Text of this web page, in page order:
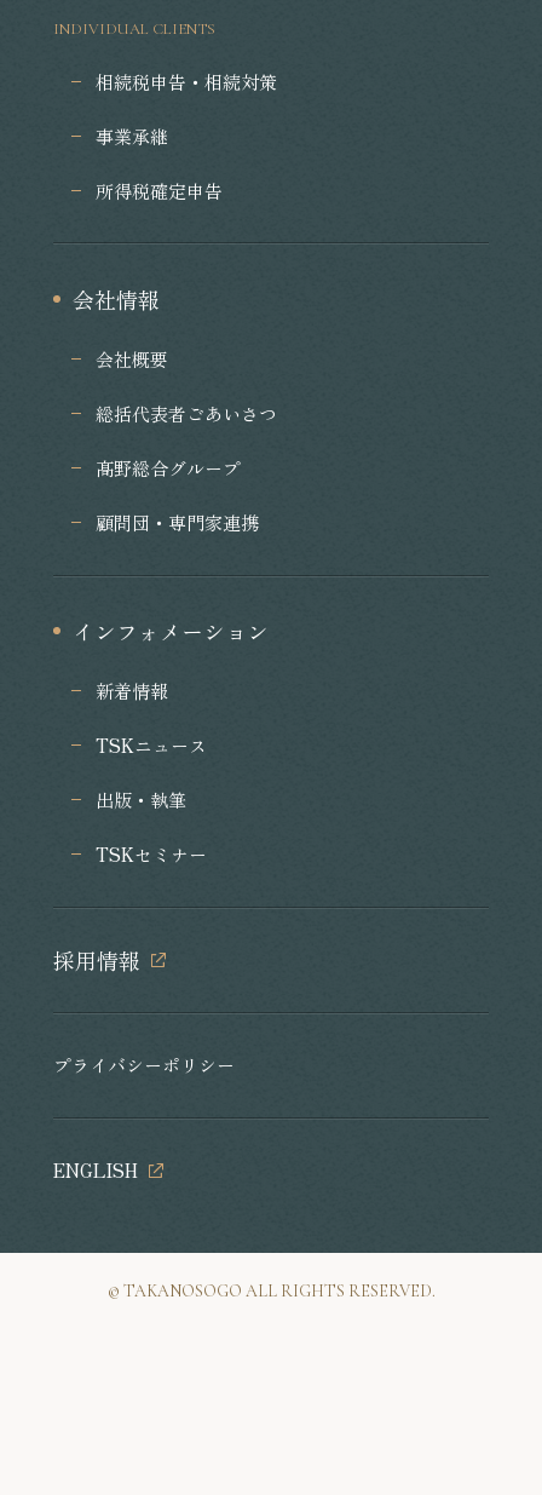
INDIVIDUAL CLIENTS
相続税申告・相続対策
事業承継
所得税確定申告
会社情報
会社概要
総括代表者ごあいさつ
髙野総合グループ
顧問団・専門家連携
インフォメーション
新着情報
TSKニュース
出版・執筆
TSKセミナー
採用情報
プライバシーポリシー
ENGLISH
©︎ TAKANOSOGO ALL RIGHTS RESERVED.